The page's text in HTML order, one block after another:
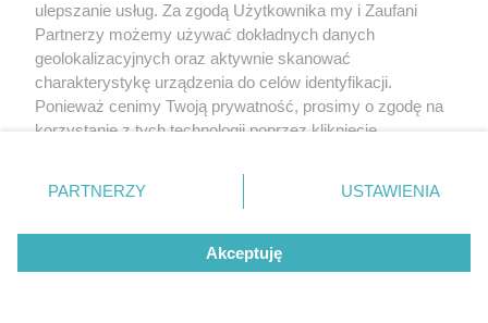
WSPÓŁPRACUJĄ Z NAMI:
ulepszanie usług. Za zgodą Użytkownika my i Zaufani
Partnerzy możemy używać dokładnych danych
geolokalizacyjnych oraz aktywnie skanować
charakterystykę urządzenia do celów identyfikacji.
Ponieważ cenimy Twoją prywatność, prosimy o zgodę na
korzystanie z tych technologii poprzez kliknięcie
zmienić/wycofać klikając przycisk ustawień prywatności
znajdujący się w lewym dolnym rogu strony
rodzaje przetwarzania danych nie wymagają zgody
użytkownika, ale masz prawo sprzeciwić się takiemu
przetwarzaniu. Preferencje będą miały zastosowanie tylko
PARTNERZY USTAWIENIA
Akceptuję